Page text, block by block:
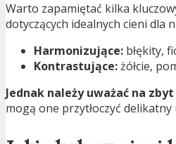
Warto zapamiętać kilka
dotyczących idealnych cieni dla
Harmonizujące: błękity,
Kontrastujące:żółcie,
Jednak należy uważać na
mogą one przytłoczyć